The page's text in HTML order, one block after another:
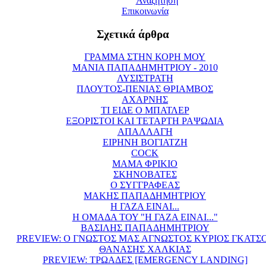
Επικοινωνία
Σχετικά άρθρα
ΓΡΑΜΜΑ ΣΤΗΝ ΚΟΡΗ ΜΟΥ
ΜΑΝΙΑ ΠΑΠΑΔΗΜΗΤΡΙΟΥ - 2010
ΛΥΣΙΣΤΡΑΤΗ
ΠΛΟΥΤΟΣ-ΠΕΝΙΑΣ ΘΡΙΑΜΒΟΣ
ΑΧΑΡΝΗΣ
ΤΙ ΕΙΔΕ Ο ΜΠΑΤΛΕΡ
ΕΞΟΡΙΣΤΟΙ ΚΑΙ ΤΕΤΑΡΤΗ ΡΑΨΩΔΙΑ
ΑΠΑΛΛΑΓΗ
ΕΙΡΗΝΗ ΒΟΓΙΑΤΖΗ
COCK
ΜΑΜΑ ΦΡΙΚΙΟ
ΣΚΗΝΟΒΑΤΕΣ
Ο ΣΥΓΓΡΑΦΕΑΣ
ΜΑΚΗΣ ΠΑΠΑΔΗΜΗΤΡΙΟΥ
Η ΓΑΖΑ ΕΙΝΑΙ...
Η ΟΜΑΔΑ ΤΟΥ "Η ΓΑΖΑ ΕΙΝΑΙ..."
ΒΑΣΙΛΗΣ ΠΑΠΑΔΗΜΗΤΡΙΟΥ
PREVIEW: Ο ΓΝΩΣΤΟΣ ΜΑΣ ΑΓΝΩΣΤΟΣ ΚΥΡΙΟΣ
ΘΑΝΑΣΗΣ ΧΑΛΚΙΑΣ
PREVIEW: ΤΡΩΑΔΕΣ [EMERGENCY LANDING]